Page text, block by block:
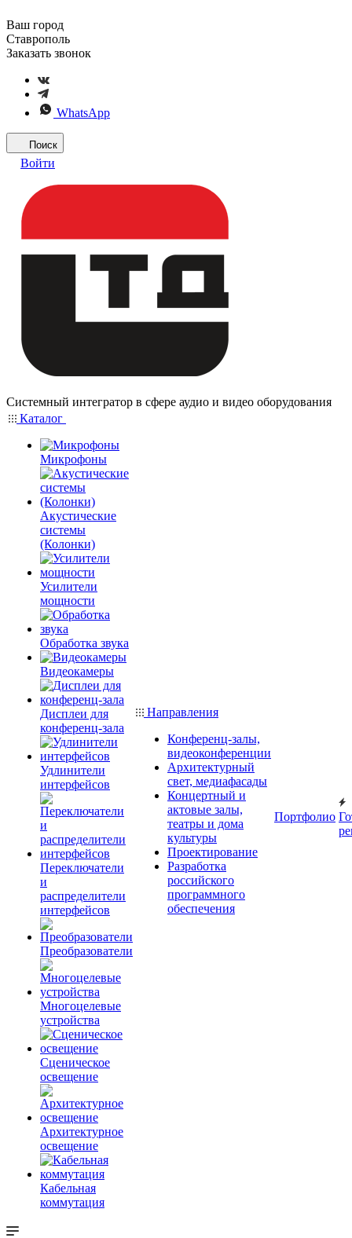
Ваш город
Ставрополь
Заказать звонок
WhatsApp
Поиск
Войти
Системный интегратор в сфере аудио и видео оборудования
Каталог
Микрофоны
Акустические
системы
(Колонки)
Усилители
мощности
Обработка звука
Видеокамеры
Дисплеи для
конференц-зала
Удлинители
интерфейсов
Переключатели
и
распределители
интерфейсов
Преобразователи
Многоцелевые
устройства
Сценическое
освещение
Архитектурное
освещение
Кабельная
коммутация
Направления
Конференц-залы,
видеоконференции
Архитектурный
свет, медиафасады
Концертный и
актовые залы,
театры и дома
культуры
Проектирование
Разработка
российского
программного
обеспечения
Портфолио